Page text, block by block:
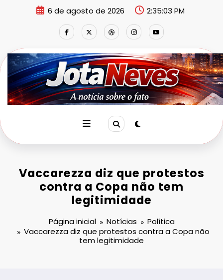
6 de agosto de 2026 2:35:03 PM
Vaccarezza diz que protestos
contra a Copa não tem
legitimidade
Página inicial Notícias
Política
Vaccarezza diz que protestos contra a Copa não
tem legitimidade